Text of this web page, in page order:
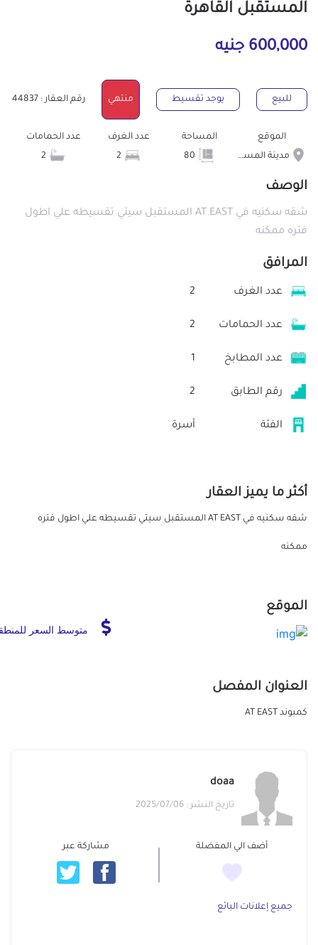
المستقبل القاهرة
600,000 جنيه
للبيع يوجد تقسيط منتهي رقم العقار : 44837
الموقع
مدينة المستقبل
المساحة
عدد الغرف
عدد الحمامات
الوصف
شقه سكنيه في AT EAST المستقبل سيتي تقسيطه علي اطول
فتره ممكنه
المرافق
عدد الغرف 2
عدد الحمامات 2
عدد المطابخ 1
رقم الطابق 2
الفئة أسرة
أكثر ما يميز العقار
شقه سكنيه في AT EAST المستقبل سيتي تقسيطه علي اطول فتره
ممكنه
الموقع
متوسط السعر
العنوان المفصل
كمبوند AT EAST
doaa
تاريخ النشر : 2025/07/06
أضف الي المفضلة مشاركة عبر
جميع إعلانات البائع